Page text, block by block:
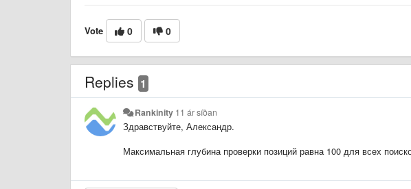
Vote 0 0
Replies 1
Rankinity 11 ár síðan
Здравствуйте, Александр.
Максимальная глубина проверки позиций равна 100 для всех